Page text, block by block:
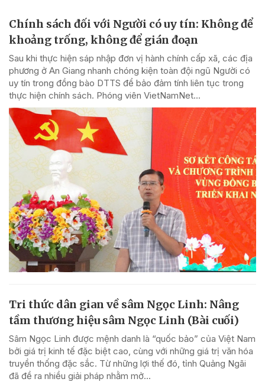
Chính sách đối với Người có uy tín: Không để
khoảng trống, không để gián đoạn
Sau khi thực hiện sáp nhập đơn vị hành chính cấp xã, các địa
phương ở An Giang nhanh chóng kiện toàn đội ngũ Người có
uy tín trong đồng bào DTTS để bảo đảm tính liên tục trong
thực hiện chính sách. Phóng viên VietNamNet...
Tri thức dân gian về sâm Ngọc Linh: Nâng
tầm thương hiệu sâm Ngọc Linh (Bài cuối)
Sâm Ngọc Linh được mệnh danh là “quốc bảo” của Việt Nam
bởi giá trị kinh tế đặc biệt cao, cùng với những giá trị văn hóa
truyền thống đặc sắc. Từ những lợi thế đó, tỉnh Quảng Ngãi
đã đề ra nhiều giải pháp nhằm mở...